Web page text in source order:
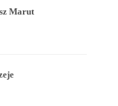
Marut